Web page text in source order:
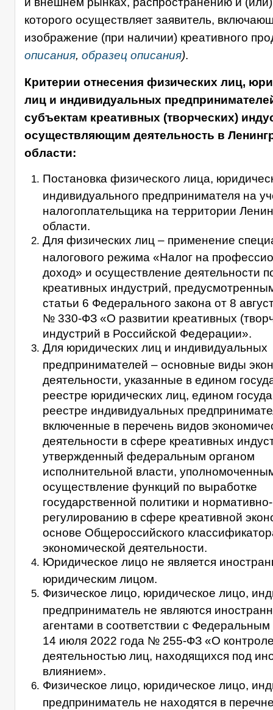
которого осуществляет заявитель,
изображение (при наличии) креативного
описания, образец описания).
Критерии отнесения физических лиц,
лиц и индивидуальных
субъектам креативных (творческих)
осуществляющим деятельность в
области:
Постановка физического лица,
индивидуального предпринимателя на
налогоплательщика на территории
области.
Для физических лиц – применение
налогового режима «Налог на
доход» и осуществление деятельности
креативных индустрий,
статьи 6 Федерального закона от 8
№ 330-ФЗ «О развитии креативных
индустрий в Российской Федерации».
Для юридических лиц и индивидуальных
предпринимателей – основные виды
деятельности, указанные в едином
реестре юридических лиц, едином
реестре индивидуальных
включенные в перечень видов
деятельности в сфере креативных
утвержденный федеральным органом
исполнительной власти,
осуществление функций по выработке
государственной политики и
регулированию в сфере креативной
основе Общероссийского
экономической деятельности.
Юридическое лицо не является
юридическим лицом.
Физическое лицо, юридическое лицо,
предприниматель не являются
агентами в соответствии с Федеральным
14 июля 2022 года № 255-ФЗ «О
деятельностью лиц, находящихся под
влиянием».
Физическое лицо, юридическое лицо,
предприниматель не находятся в